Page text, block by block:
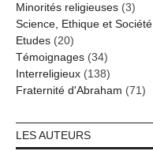
Minorités religieuses (3)
Science, Ethique et Société
Etudes (20)
Témoignages (34)
Interreligieux (138)
Fraternité d'Abraham (71)
LES AUTEURS